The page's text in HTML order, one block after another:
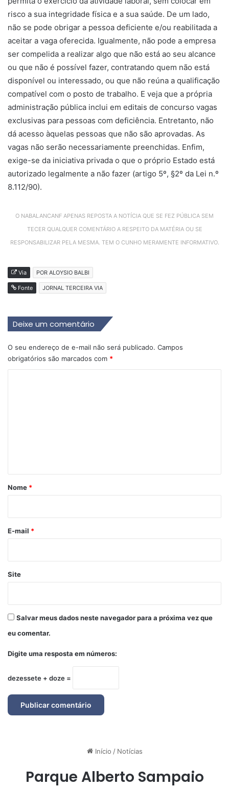
risco a sua integridade física e a sua saúde. De um lado,
não se pode obrigar a pessoa deficiente e/ou reabilitada a
aceitar a vaga oferecida. Igualmente, não pode a empresa
ser compelida a realizar algo que não está ao seu alcance
ou que não é possível fazer, contratando quem não está
disponível ou interessado, ou que não reúna a qualificação
compatível com o posto de trabalho. E veja que a própria
administração pública inclui em editais de concurso vagas
exclusivas para pessoas com deficiência. Entretanto, não
dá acesso àquelas pessoas que não são aprovadas. As
vagas não serão necessariamente preenchidas. Enfim,
exige-se da iniciativa privada o que o próprio Estado está
autorizado legalmente a não fazer (artigo 5º, §2º da Lei n.º
8.112/90).
O NABALANCANF APENAS REPOSTA A NOTÍCIA QUE SE FEZ PÚBLICA SEM
TECER QUALQUER COMENTÁRIO A RESPEITO DA MATÉRIA OU SE
RESPONSABILIZAR PELA MESMA. TEM O CUNHO MERAMENTE INFORMATIVO.
Via POR ALOYSIO BALBI
Fonte JORNAL TERCEIRA VIA
Deixe um comentário
O seu endereço de e-mail não será publicado. Campos
obrigatórios são marcados com *
r
*
Nome *
E-mail *
Site
Salvar meus dados neste navegador para a próxima vez que
eu comentar.
Digite uma resposta em números:
dezessete + doze =